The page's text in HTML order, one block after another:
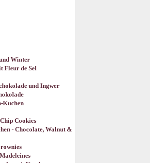
Winter
Fleur de Sel
und Ingwer
Kuchen
Cookies
- Chocolate, Walnut &